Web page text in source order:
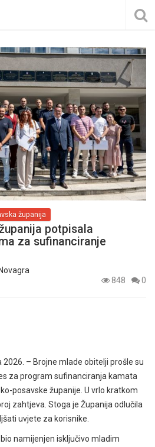
županija
potpisala
za sufinanciranje
Novagra
848
0
2026. – Brojne mlade obitelji prošle su
za program sufinanciranja kamata
posavske županije. U vrlo kratkom
zahtjeva. Stoga je Županija odlučila
uvjete za korisnike.
namijenjen isključivo mladim